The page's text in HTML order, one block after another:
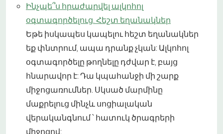
Ինչպե՞ս հրաժարվել ալկոհոլ
օգտագործելուց. Հեշտ եղանակներ
Եթե ​​իսկապես կապելու հեշտ եղանակներ
եք փնտրում, ապա դրանք չկան: Ալկոհոլ
օգտագործելը թողնելը դժվար է, բայց
հնարավոր է: Դա կպահանջի մի շարք
միջոցառումներ. Սկսած մարմինը
մաքրելուց մինչև սոցիալական
վերականգնում ՝ հատուկ ծրագրերի
միջոցով: